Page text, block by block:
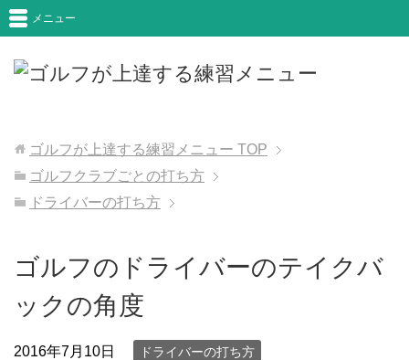
メニュー
ゴルフが上達する練習メニュー TOP
ゴルフクラブごとの打ち方
ドライバーの打ち方
ゴルフのドライバーのテイクバ
ックの角度
2016年7月10日 ドライバーの打ち方